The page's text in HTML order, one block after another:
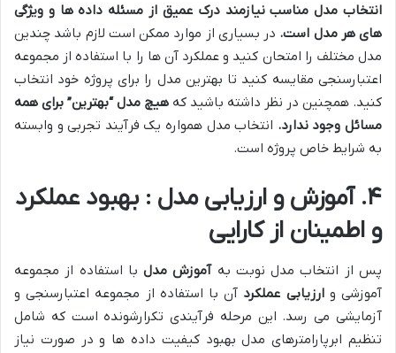
انتخاب مدل مناسب نیازمند درک عمیق از مسئله داده ها و ویژگی
های هر مدل است. در بسیاری از موارد ممکن است لازم باشد چندین
مدل مختلف را امتحان کنید و عملکرد آن ها را با استفاده از مجموعه
اعتبارسنجی مقایسه کنید تا بهترین مدل را برای پروژه خود انتخاب
کنید. همچنین در نظر داشته باشید که هیچ مدل “بهترین” برای همه
مسائل وجود ندارد. انتخاب مدل همواره یک فرآیند تجربی و وابسته
به شرایط خاص پروژه است.
۴. آموزش و ارزیابی مدل : بهبود عملکرد
و اطمینان از کارایی
پس از انتخاب مدل نوبت بهآموزش مدلبا استفاده از مجموعه
آموزشی وارزیابی عملکرد آن با استفاده از مجموعه اعتبارسنجی و
آزمایشی می رسد. این مرحله فرآیندی تکرارشونده است که شامل
تنظیم ابرپارامترهای مدل بهبود کیفیت داده ها و در صورت نیاز